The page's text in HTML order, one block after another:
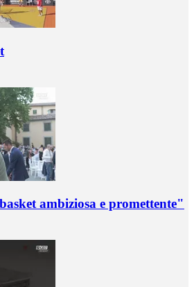
ambiziosa e promettente"